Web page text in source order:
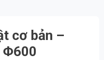
cơ bản –
Φ600